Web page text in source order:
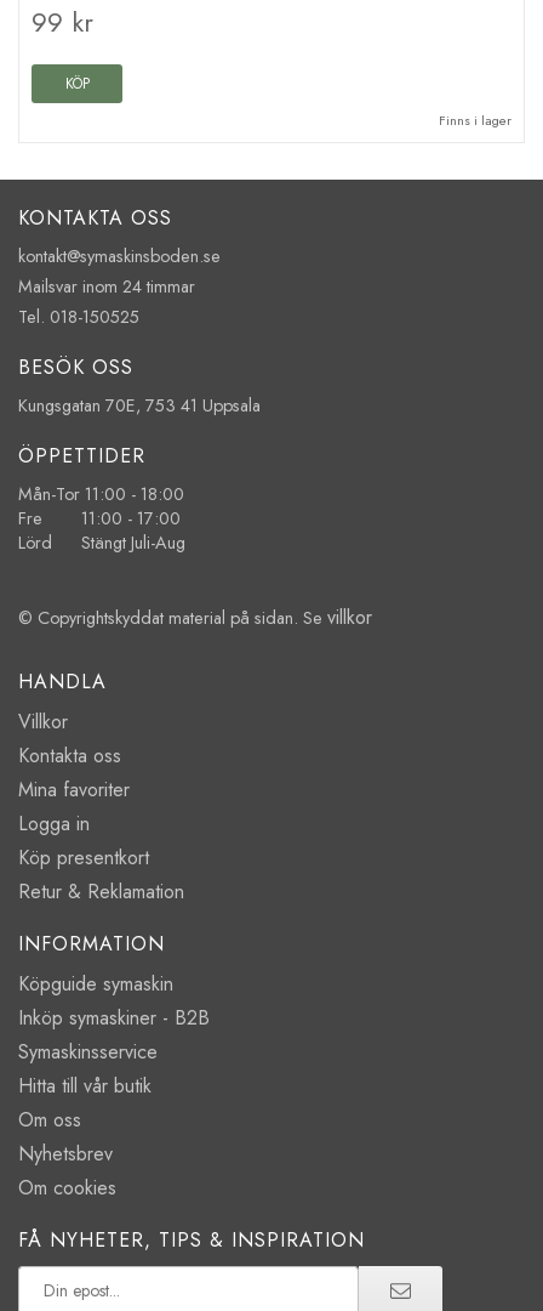
99 kr
KÖP
Finns i lager
KONTAKTA OSS
kontakt@symaskinsboden.se
Mailsvar inom 24 timmar
Tel. 018-150525
BESÖK OSS
Kungsgatan 70E, 753 41 Uppsala
ÖPPETTIDER
Mån-Tor 11:00 - 18:00
Fre 11:00 - 17:00
Lörd Stängt Juli-Aug
© Copyrightskyddat material på sidan. Se villkor
HANDLA
Villkor
Kontakta oss
Mina favoriter
Logga in
Köp presentkort
Retur & Reklamation
INFORMATION
Köpguide symaskin
Inköp symaskiner - B2B
Symaskinsservice
Hitta till vår butik
Om oss
Nyhetsbrev
Om cookies
FÅ NYHETER, TIPS & INSPIRATION